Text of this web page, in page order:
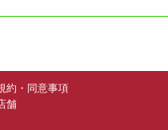
約・同意事項
舗